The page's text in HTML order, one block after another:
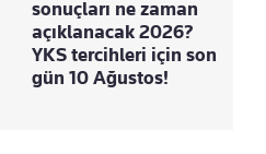
sonuçları ne zaman
açıklanacak 2026?
YKS tercihleri için son
gün 10 Ağustos!